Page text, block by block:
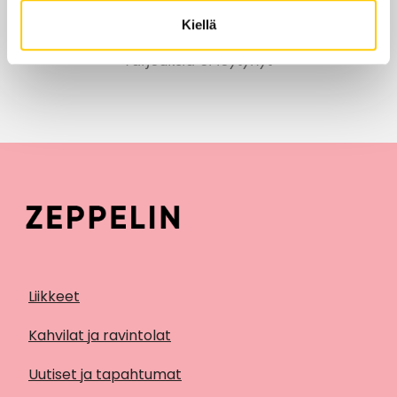
Kiellä
Tarjouksia ei löytynyt
Liikkeet
Kahvilat ja ravintolat
Uutiset ja tapahtumat